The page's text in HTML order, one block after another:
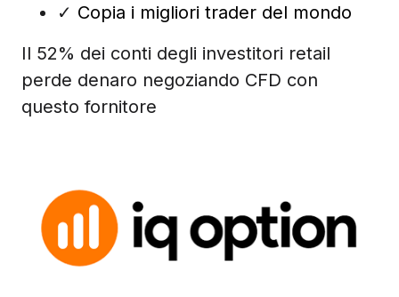
✓ Copia i migliori trader del mondo
Il 52% dei conti degli investitori retail
perde denaro negoziando CFD con
questo fornitore